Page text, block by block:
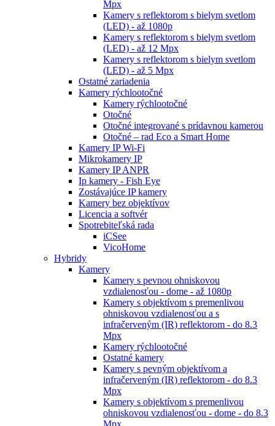
Mpx
Kamery s reflektorom s bielym svetlom
(LED) - až 1080p
Kamery s reflektorom s bielym svetlom
(LED) - až 12 Mpx
Kamery s reflektorom s bielym svetlom
(LED) - až 5 Mpx
Ostatné zariadenia
Kamery rýchlootočné
Kamery rýchlootočné
Otočné
Otočné integrované s prídavnou kamerou
Otočné – rad Eco a Smart Home
Kamery IP Wi-Fi
Mikrokamery IP
Kamery IP ANPR
Ip kamery - Fish Eye
Zostávajúce IP kamery
Kamery bez objektívov
Licencia a softvér
Spotrebiteľská rada
iCSee
VicoHome
Hybridy
Kamery
Kamery s pevnou ohniskovou
vzdialenosťou - dome - až 1080p
Kamery s objektívom s premenlivou
ohniskovou vzdialenosťou a s
infračerveným (IR) reflektorom - do 8.3
Mpx
Kamery rýchlootočné
Ostatné kamery
Kamery s pevným objektívom a
infračerveným (IR) reflektorom - do 8.3
Mpx
Kamery s objektívom s premenlivou
ohniskovou vzdialenosťou - dome - do 8.3